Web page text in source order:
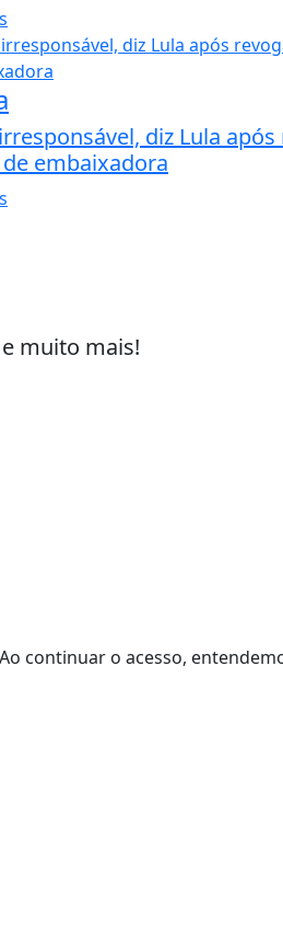
diz Lula após
embaixadora
muito mais!
continuar o acesso,